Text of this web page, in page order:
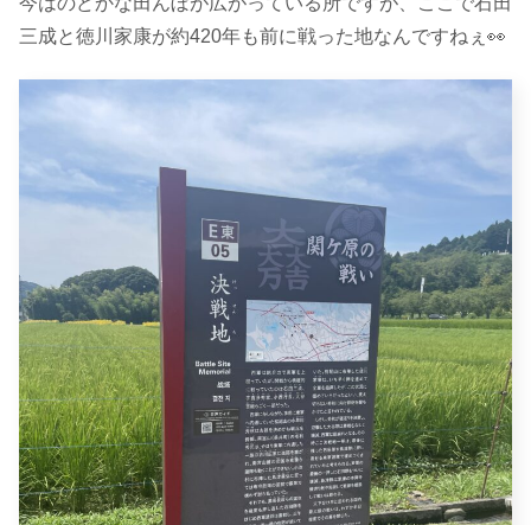
三成と徳川家康が約420年も前に戦った地なんですねぇ👀